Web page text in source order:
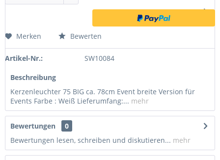
Merken Bewerten
Artikel-Nr.: SW10084
Beschreibung
Kerzenleuchter 75 BIG ca. 78cm Event breite Version für
Events Farbe : Weiß Lieferumfang:... mehr
Bewertungen
0
Bewertungen lesen, schreiben und diskutieren... mehr